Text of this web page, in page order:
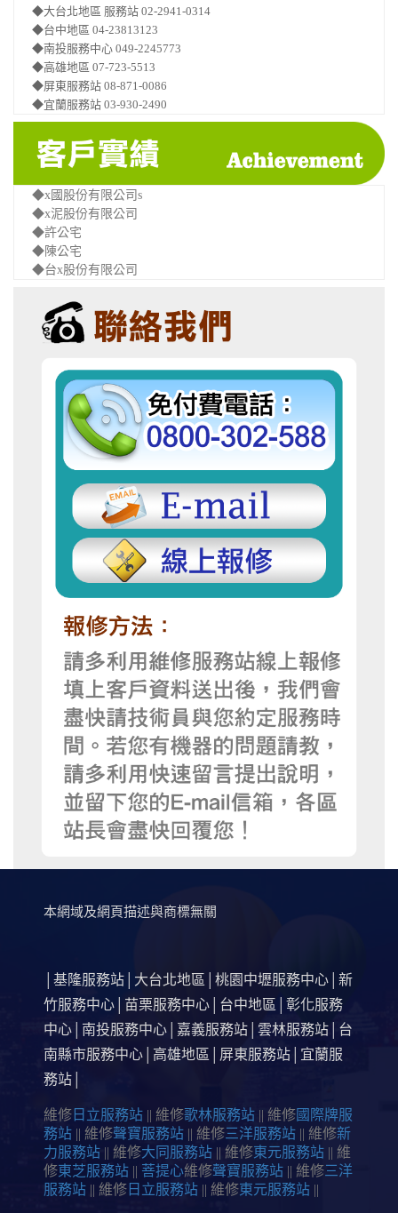
◆大台北地區 服務站 02-2941-0314
◆台中地區 04-23813123
◆南投服務中心 049-2245773
◆高雄地區 07-723-5513
◆屏東服務站 08-871-0086
◆宜蘭服務站 03-930-2490
◆x國股份有限公司s
◆x泥股份有限公司
◆許公宅
◆陳公宅
◆台x股份有限公司
本網域及網頁描述與商標無關
基隆服務站 大台北地區 桃園中壢服務中心
新
竹服務中心
苗栗服務中心 台中地區
彰化服務
中心
南投服務中心 嘉義服務站 雲林服務站
台
南縣市服務中心
高雄地區 屏東服務站
宜蘭服
務站
維修 日立服務站 || 維修歌林服務站 || 維修國際牌服
務站 || 維修聲寶服務站 || 維修三洋服務站 || 維修新
力服務站 || 維修大同服務站 || 維修東元服務站 || 維
修東芝服務站 || 菩提心維修聲寶服務站 || 維修三洋
服務站 || 維修 日立服務站 || 維修東元服務站 ||